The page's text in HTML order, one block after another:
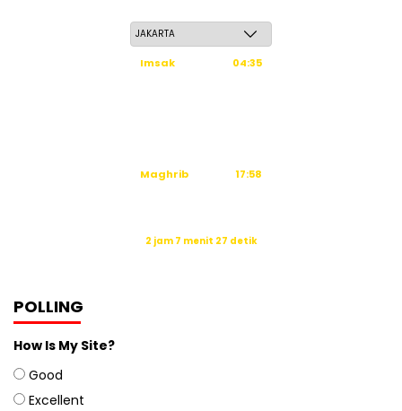
Imsak
04:35
Maghrib
17:58
2 jam 7 menit 26 detik
POLLING
How Is My Site?
Good
Excellent